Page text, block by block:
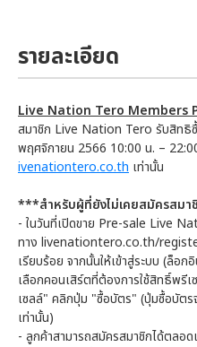
รายละเอียด
Live Nation Tero Members
สมาชิก Live Nation Tero รับสิทธิ
พฤศจิกายน 2566 10:00 น. –
ivenationtero.co.th เท่านั้น
***สำหรับผู้ที่ยังไม่เคยสมัครสม
- ในวันที่เปิดขาย Pre-sale Live
ทาง livenationtero.co.th/
เรียบร้อย จากนั้นให้เข้าสู่ระบบ (ล็อก
เลือกคอนเสิร์ตที่ต้องการใช้สิทธิ์พรี
เซลล์" คลิกปุ่ม "ซื้อบัตร" (ปุ่มซื้อบัตร
เท่านั้น)
- ลูกค้าสามารถสมัครสมาชิกได้ตลอ